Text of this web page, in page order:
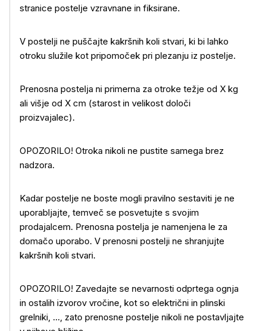
Več o izdelku
stranice postelje vzravnane in fiksirane.
V postelji ne puščajte kakršnih koli stvari, ki bi lahko
otroku služile kot pripomoček pri plezanju iz postelje.
Prenosna postelja ni primerna za otroke težje od X kg
ali višje od X cm (starost in velikost določi
proizvajalec).
OPOZORILO! Otroka nikoli ne pustite samega brez
nadzora.
Kadar postelje ne boste mogli pravilno sestaviti je ne
uporabljajte, temveč se posvetujte s svojim
prodajalcem. Prenosna postelja je namenjena le za
domačo uporabo. V prenosni postelji ne shranjujte
kakršnih koli stvari.
OPOZORILO! Zavedajte se nevarnosti odprtega ognja
in ostalih izvorov vročine, kot so električni in plinski
grelniki, …, zato prenosne postelje nikoli ne postavljajte